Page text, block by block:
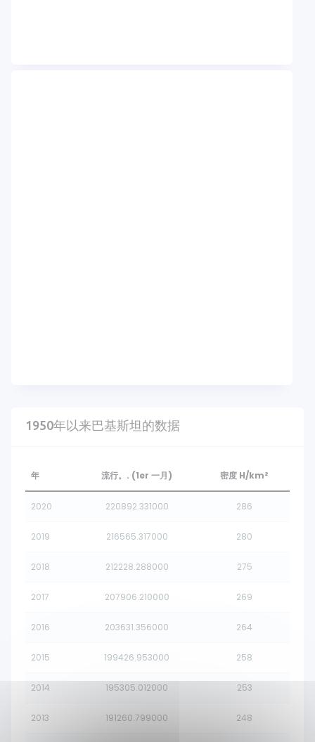
1950年以来巴基斯坦的数据
年 流行。. (1er 一月) 密度 H/km²
2020 220892.331000 286
2019 216565.317000 280
2018 212228.288000 275
2017 207906.210000 269
2016 203631.356000 264
2015 199426.953000 258
2014 195305.012000 253
2013 191260.799000 248